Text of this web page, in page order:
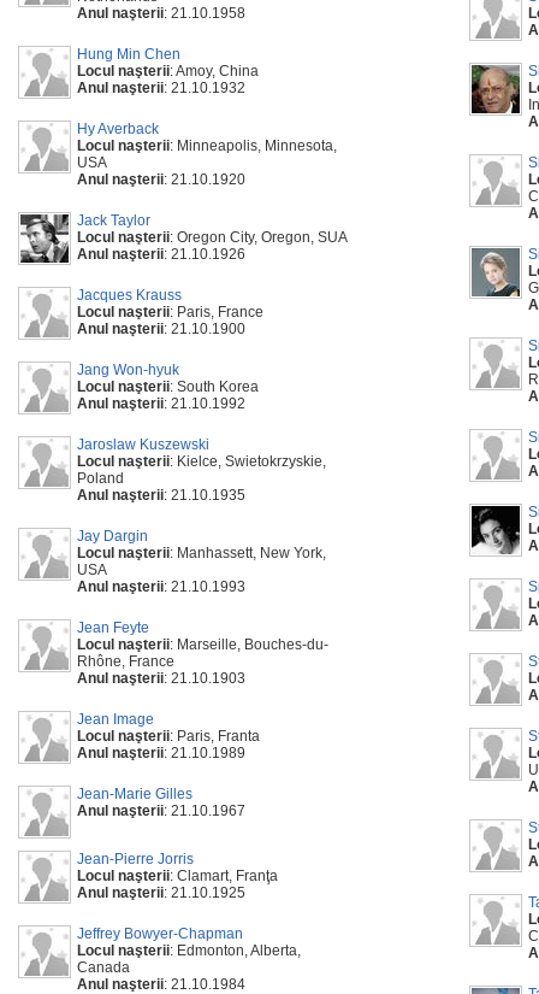
Anul naşterii: 21.10.1958
Hung Min Chen
Locul naşterii: Amoy, China
Anul naşterii: 21.10.1932
Hy Averback
Locul naşterii: Minneapolis, Minnesota,
USA
Anul naşterii: 21.10.1920
Jack Taylor
Locul naşterii: Oregon City, Oregon, SUA
Anul naşterii: 21.10.1926
Jacques Krauss
Locul naşterii: Paris, France
Anul naşterii: 21.10.1900
Jang Won-hyuk
Locul naşterii: South Korea
Anul naşterii: 21.10.1992
Jaroslaw Kuszewski
Locul naşterii: Kielce, Swietokrzyskie,
Poland
Anul naşterii: 21.10.1935
Jay Dargin
Locul naşterii: Manhassett, New York,
USA
Anul naşterii: 21.10.1993
Jean Feyte
Locul naşterii: Marseille, Bouches-du-
Rhône, France
Anul naşterii: 21.10.1903
Jean Image
Locul naşterii: Paris, Franta
Anul naşterii: 21.10.1989
Jean-Marie Gilles
Anul naşterii: 21.10.1967
Jean-Pierre Jorris
Locul naşterii: Clamart, Franţa
Anul naşterii: 21.10.1925
Jeffrey Bowyer-Chapman
Locul naşterii: Edmonton, Alberta,
Canada
Anul naşterii: 21.10.1984